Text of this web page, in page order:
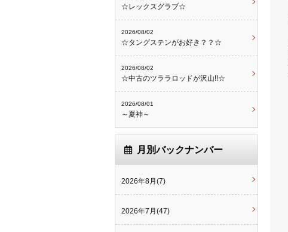
☆レックスグラブ☆
2026/08/02
☆タングステンがお好き？？☆
2026/08/02
☆中古のツララロッドが沢山!!☆
2026/08/01
～夏神～
月別バックナンバー
2026年8月(7)
2026年7月(47)